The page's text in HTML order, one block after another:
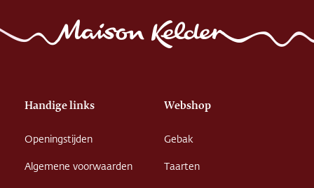
Handige links
Openingstijden
Algemene voorwaarden
Webshop
Gebak
Taarten